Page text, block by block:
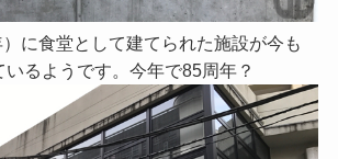
に食堂として建てられた施設が今も
るようです。今年で85周年？